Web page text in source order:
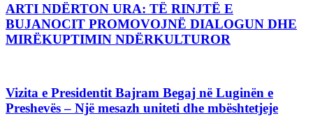
ARTI NDËRTON URA: TË RINJTË E
BUJANOCIT PROMOVOJNË DIALOGUN DHE
MIRËKUPTIMIN NDËRKULTUROR
Vizita e Presidentit Bajram Begaj në Luginën e
Preshevës – Një mesazh uniteti dhe mbështetjeje